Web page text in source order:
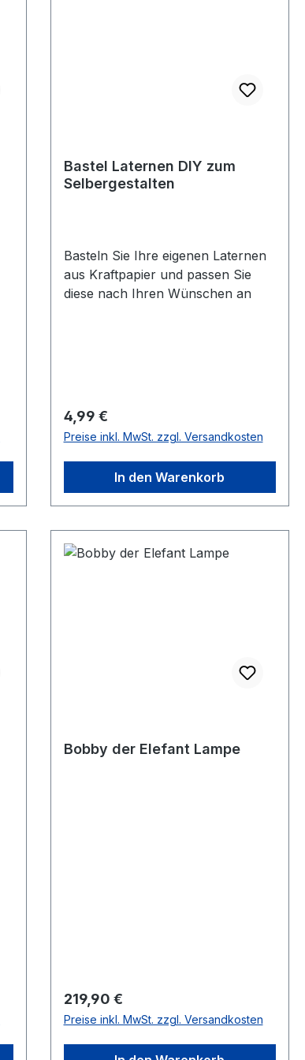
Bastel Laternen DIY zum
Selbergestalten
Basteln Sie Ihre eigenen Laternen
aus Kraftpapier und passen Sie
diese nach Ihren Wünschen an
Regulärer Preis:
4,99 €
Preise inkl. MwSt. zzgl. Versandkosten
In den Warenkorb
Bobby der Elefant Lampe
Regulärer Preis:
219,90 €
Preise inkl. MwSt. zzgl. Versandkosten